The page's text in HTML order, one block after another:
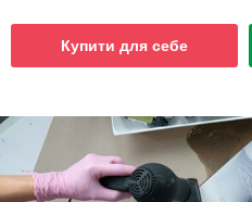
Купити для себе